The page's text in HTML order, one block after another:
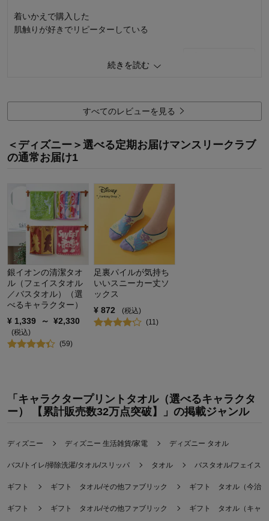
商品を使う人：
着いかえで購入した
肌触りが好きでリピーターしている
4.0
デザイン・色
4.0
購入商品： チップ＆デール／コーラル（フェイスタ
オル）, フェイスタオル
続きを読む
すべてのレビューを見る
＜ディズニー＞選べる定期お届けマンスリークラブ
の通常お届け1
銀イオンの清潔タオ
ル（フェイスタオル
／バスタオル）（選
べるキャラクター）
¥ 1,339 ～ ¥2,330
(税込)
(59)
足裏パイルが気持ち
いいスニーカー丈ソ
ックス
¥ 872
(税込)
(11)
「キャラクタープリントタオル（選べるキャラクタ
ー） 【累計販売数32万点突破】」の掲載ジャンル
ディズニー ディズニー 生活雑貨/家電 ディズニー タオル
バス/トイレ/掃除洗濯/タオル/スリッパ タオル バスタオル/フェイス
ギフト ギフト タオル/その他ファブリック ギフト タオル（今治
ギフト ギフト タオル/その他ファブリック ギフト タオル（キャラ